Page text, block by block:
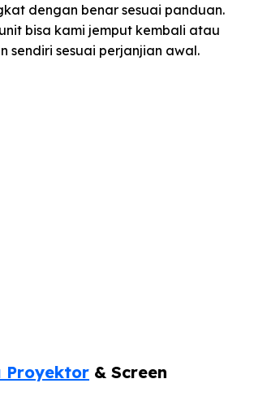
dengan benar sesuai panduan.
bisa kami jemput kembali atau
sendiri sesuai perjanjian awal.
Proyektor & Screen